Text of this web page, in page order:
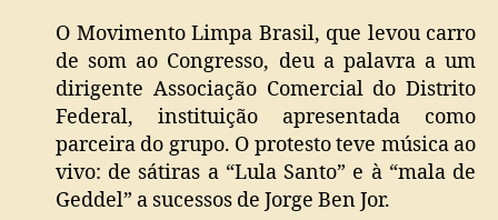
O Movimento Limpa Brasil, que levou carro
de som ao Congresso, deu a palavra a um
dirigente Associação Comercial do Distrito
Federal, instituição apresentada como
parceira do grupo. O protesto teve música ao
vivo: de sátiras a “Lula Santo” e à “mala de
Geddel” a sucessos de Jorge Ben Jor.